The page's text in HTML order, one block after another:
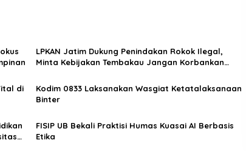
LPKAN Jatim Dukung Penindakan Rokok Ilegal,
Minta Kebijakan Tembakau Jangan Korbankan
di
Kodim 0833 Laksanakan Wasgiat Ketatalaksanaan
Binter
FISIP UB Bekali Praktisi Humas Kuasai AI Berbasis
Etika